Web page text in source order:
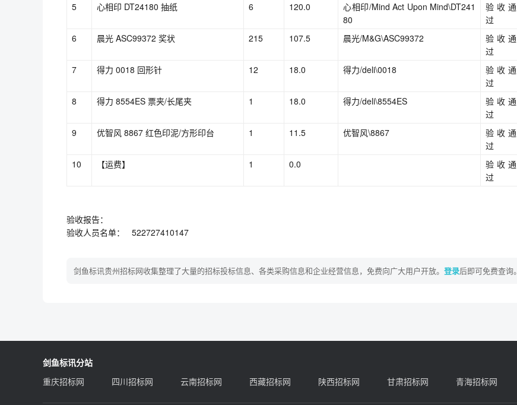
5
心相印 DT24180 抽纸 6 120.0
心相印/Mind Act Upon Mind\DT241
80
验收通
过
6
晨光 ASC99372 奖状 215 107.5 晨光/M&G\ASC99372
验收通
过
7
得力 0018 回形针 12 18.0 得力/deli\0018
验收通
过
8
得力 8554ES 票夹/长尾夹 1 18.0 得力/deli\8554ES
验收通
过
9
优智风 8867 红色印泥/方形印台 1 11.5 优智风\8867
验收通
过
10
【运费】 1 0.0
验收通
过
验收报告：
验收人员名单： 522727410147
剑鱼标讯贵州招标网收集整理了大量的招标投标信息、各类采购信息和企业经营信息，免费向广大用户开放。 登录后即可免费查询。
剑鱼标讯分站
重庆招标网
四川招标网 云南招标网 西藏招标网 陕西招标网 甘肃招标网 青海招标网